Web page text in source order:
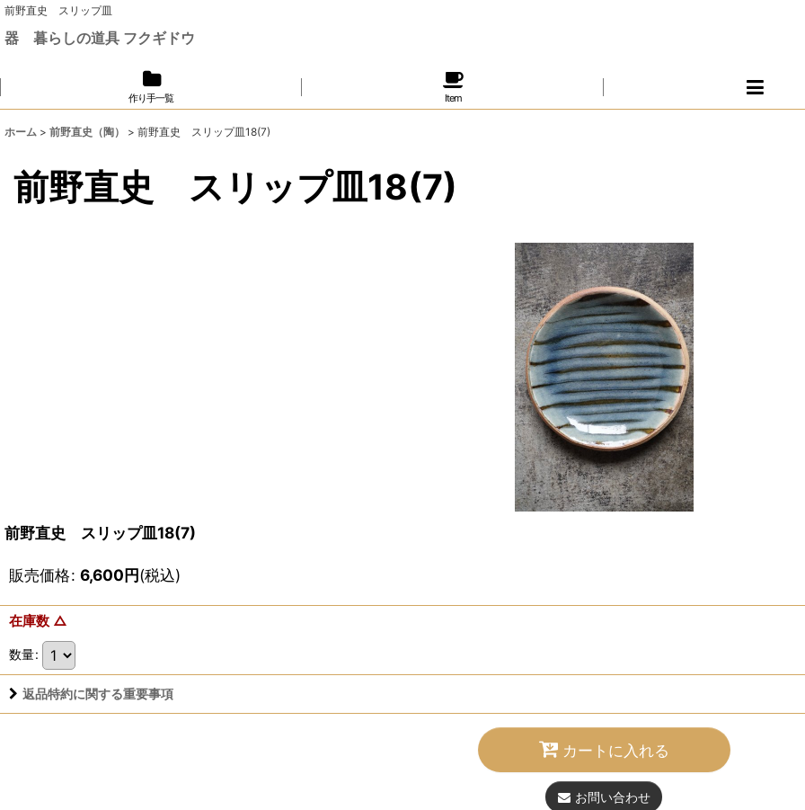
前野直史 スリップ皿
器 暮らしの道具 フクギドウ
作り手一覧 Item
ホーム > 前野直史（陶） > 前野直史 スリップ皿18(7)
前野直史 スリップ皿18(7)
前野直史 スリップ皿18(7)
販売価格: 6,600円(税込)
在庫数 △
数量:
返品特約に関する重要事項
カートに入れる
お問い合わせ